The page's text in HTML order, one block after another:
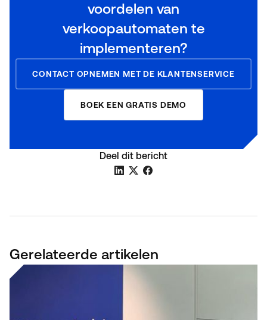
voordelen van
verkoopautomaten te
implementeren?
CONTACT OPNEMEN MET DE KLANTENSERVICE
BOEK EEN GRATIS DEMO
Deel dit bericht
Gerelateerde artikelen